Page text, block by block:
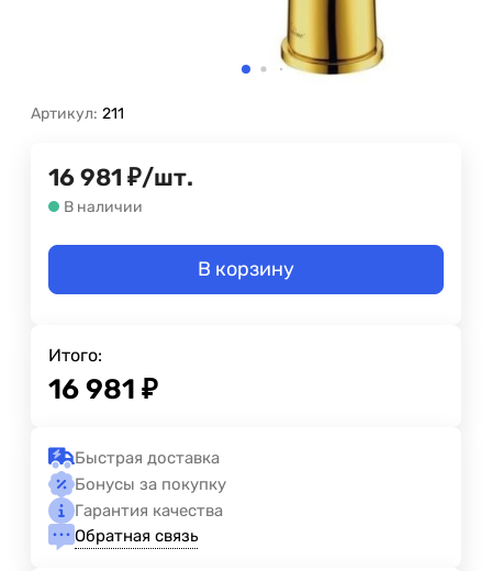
Артикул: 211
16 981 ₽/шт.
В наличии
В корзину
Итого:
16 981 ₽
Быстрая доставка
Бонусы за покупку
Гарантия качества
Обратная связь